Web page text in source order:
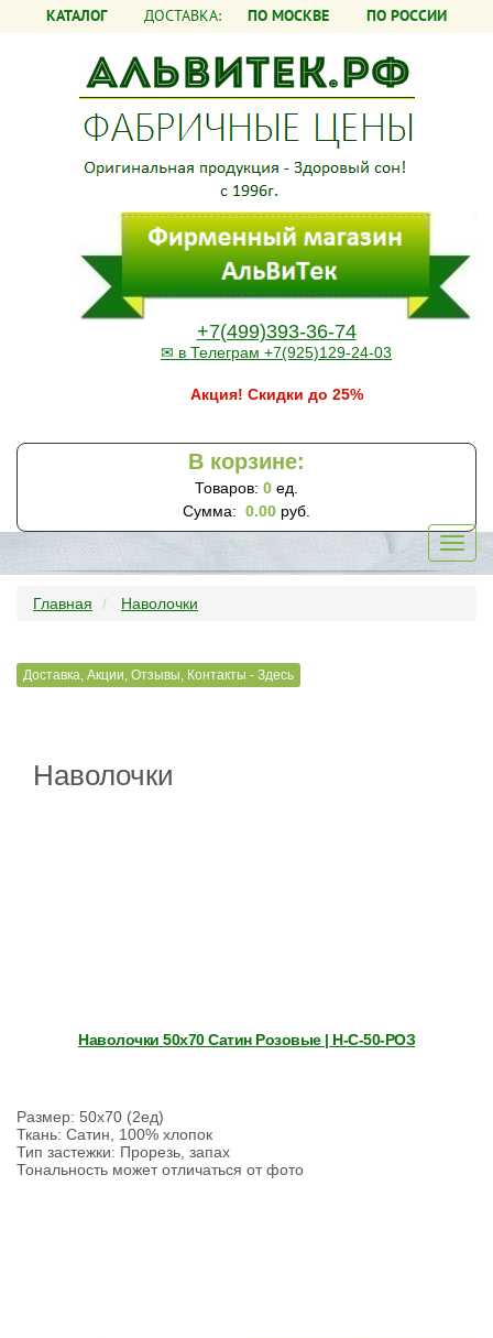
КАТАЛОГ ДОСТАВКА: ПО МОСКВЕ ПО РОССИИ
+7(499)393-36-74
✉ в Телеграм +7(925)129-24-03
Акция! Скидки до 25%
В корзине:
Товаров: 0 ед.
Сумма: 0.00 руб.
Главная Наволочки
Доставка, Акции, Отзывы, Контакты - Здесь
Наволочки
Наволочки 50х70 Сатин Розовые | Н-С-50-РОЗ
Размер: 50х70 (2ед)
Ткань: Сатин, 100% хлопок
Тип застежки: Прорезь, запах
Тональность может отличаться от фото